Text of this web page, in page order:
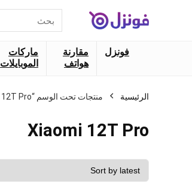
عن:
فونزل
مقارنة
هواتف
ماركات
الموبايلات
الرئيسية منتجات تحت الوسم “Xiaomi 12T Pro”
Xiaomi 12T Pro